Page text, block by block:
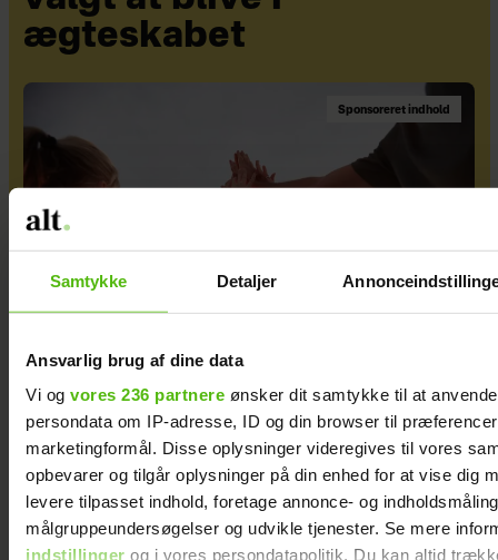
Samtykke Detaljer
Ansvarlig brug af dine data
Vi og vores 236 partnere ønsker dit samtykke til at
persondata om IP-adresse, ID og din browser til
marketingformål. Disse oplysninger videregives til vores
opbevarer og tilgår oplysninger på din enhed for at vise dig
levere tilpasset indhold, foretage annonce- og
målgruppeundersøgelser og udvikle tjenester. Se mere
indstillinger og i vores persondatapolitik. Du kan altid
ægteskabet
Sponsoreret indhold
Når bevægelse er en del af dit liv